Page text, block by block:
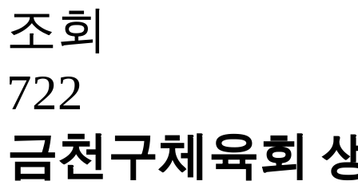
조회
722
금천구체육회